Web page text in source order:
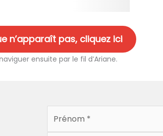
n’apparaît pas, cliquez ici
ensuite par le fil d’Ariane.